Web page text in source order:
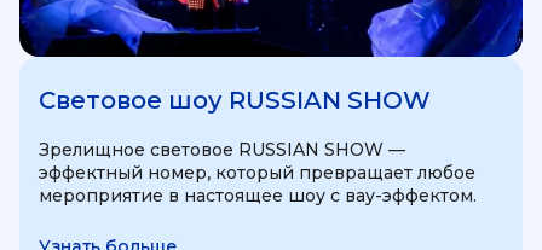
Световое шоу RUSSIAN SHOW
Зрелищное световое RUSSIAN SHOW —
эффектный номер, который превращает любое
мероприятие в настоящее шоу с вау-эффектом.